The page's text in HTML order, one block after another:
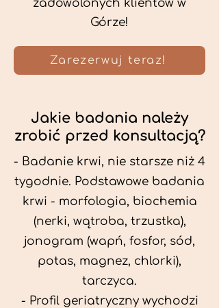
zadowolonych klientów w
Górze!
Zarezerwuj teraz!
Jakie badania należy
zrobić przed konsultacją?
- Badanie krwi, nie starsze niż 4
tygodnie. Podstawowe badania
krwi - morfologia, biochemia
(nerki, wątroba, trzustka),
jonogram (wapń, fosfor, sód,
potas, magnez, chlorki),
tarczyca.
- Profil geriatryczny wychodzi